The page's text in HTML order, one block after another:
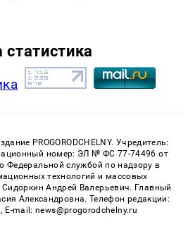
PROGORODCHELNY. Учредитель:
номер: ЭЛ № ФС 77-74496 от
Федеральной службой по надзору в
технологий и массовых
Андрей Валерьевич. Главный
Александровна. Телефон редакции:
E-mail: news@progorodchelny.ru